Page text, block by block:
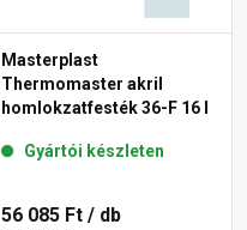
Masterplast
Thermomaster akril
homlokzatfesték 36-F 16 l
Gyártói készleten
56 085 Ft / db